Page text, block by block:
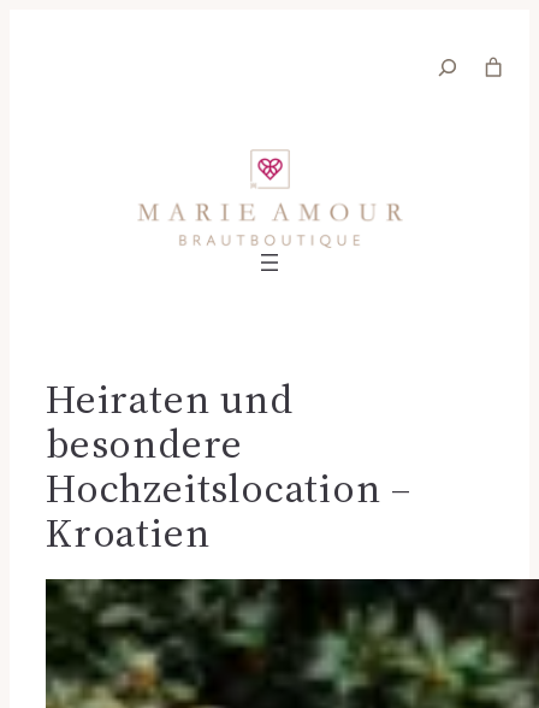
Suche
Heiraten und
besondere
Hochzeitslocation –
Kroatien